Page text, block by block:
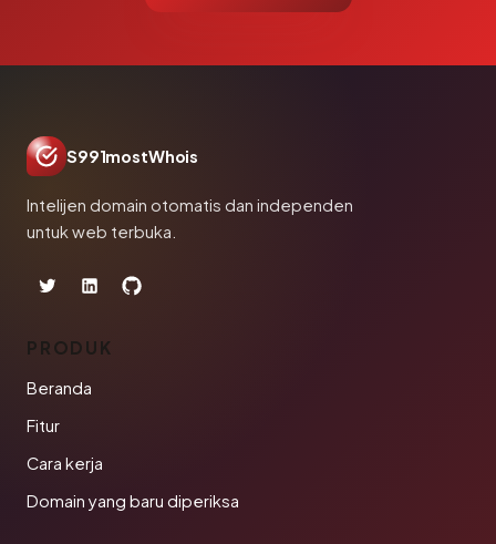
S991mostWhois
Intelijen domain otomatis dan independen
untuk web terbuka.
PRODUK
Beranda
Fitur
Cara kerja
Domain yang baru diperiksa